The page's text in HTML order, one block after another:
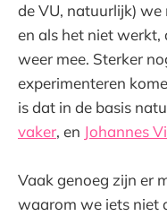
de VU, natuurlijk)
en als het niet
weer mee. Sterker
experimenteren
is dat in de basis
vaker, en Johannes
Vaak genoeg zijn er
waarom we iets niet